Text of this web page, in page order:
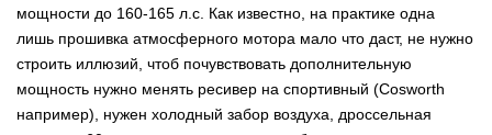
мощности до 160-165 л.с. Как известно, на практике одна
лишь прошивка атмосферного мотора мало что даст, не нужно
строить иллюзий, чтоб почувствовать дополнительную
мощность нужно менять ресивер на спортивный (Cosworth
например), нужен холодный забор воздуха, дроссельная